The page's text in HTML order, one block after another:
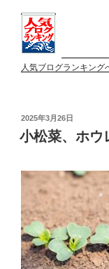
人気ブログランキング
投
稿
日:
2025年3月26日
小松菜、ホウ